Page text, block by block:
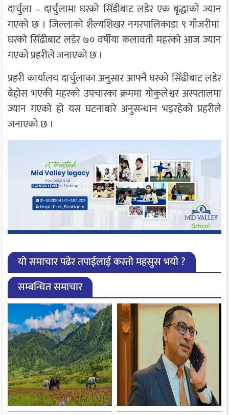
दार्चुला – दार्चुलामा घरको सिँडीबाट लडेर एक बृद्धाको ज्यान
गएको छ । जिल्लाको शैल्यशिखर नगरपालिकाडा ९ गाँजरीमा
घरको सिँढीबाट लडेर ७० वर्षीया कलावती महरको आज ज्यान
गएको प्रहरीले जनाएको छ ।
प्रहरी कार्यालय दार्चुलाका अनुसार आफ्नै घरको सिँढीबाट लडेर
बेहोस भएकी महरको उपचारका क्रममा गोकुलेश्वर अस्पतालमा
ज्यान गएको हो यस घटनाबारे अनुसन्धान भइरहेको प्रहरीले
जनाएको छ ।
यो समाचार पढेर तपाईलाई कस्तो महसुस भयो ?
सम्बन्धित समाचार